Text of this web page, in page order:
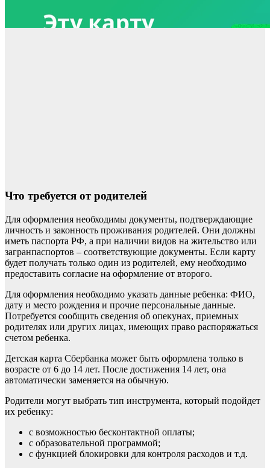
Что требуется от родителей
Для оформления необходимы документы, подтверждающие
личность и законность проживания родителей. Они должны
иметь паспорта РФ, а при наличии видов на жительство или
загранпаспортов – соответствующие документы. Если карту
будет получать только один из родителей, ему необходимо
предоставить согласие на оформление от второго.
Для оформления необходимо указать данные ребенка: ФИО,
дату и место рождения и прочие персональные данные.
Потребуется сообщить сведения об опекунах, приемных
родителях или других лицах, имеющих право распоряжаться
счетом ребенка.
Детская карта Сбербанка может быть оформлена только в
возрасте от 6 до 14 лет. После достижения 14 лет, она
автоматически заменяется на обычную.
Родители могут выбрать тип инструмента, который подойдет
их ребенку:
с возможностью бесконтактной оплаты;
с образовательной программой;
с функцией блокировки для контроля расходов и т.д.